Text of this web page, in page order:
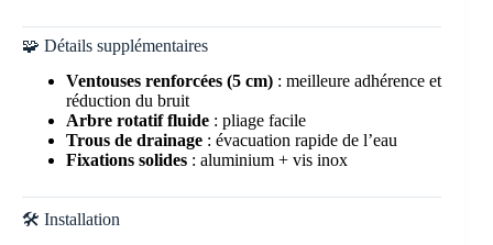
🧩 Détails supplémentaires
Ventouses renforcées (5 cm) : meilleure adhérence et
réduction du bruit
Arbre rotatif fluide : pliage facile
Trous de drainage : évacuation rapide de l’eau
Fixations solides : aluminium + vis inox
🛠️ Installation